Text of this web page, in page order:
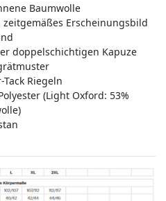
Baumwolle
Erscheinungsbild
doppelschichtigen Kapuze
Riegeln
(Light Oxford: 53%